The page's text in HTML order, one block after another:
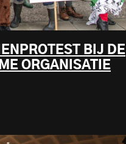
BIJ DE
ORGANISATIE